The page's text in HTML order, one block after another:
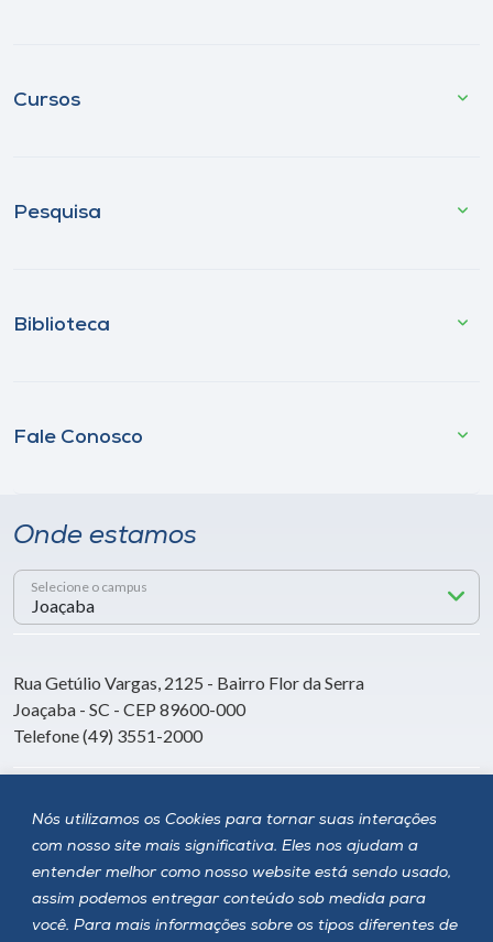
Nós utilizamos os Cookies para tornar suas interações
com nosso site mais significativa. Eles nos ajudam a
entender melhor como nosso website está sendo usado,
assim podemos entregar conteúdo sob medida para
você. Para mais informações sobre os tipos diferentes de
Cursos
Pesquisa
Biblioteca
Fale Conosco
Onde estamos
Selecione o campus
Rua Getúlio Vargas, 2125 - Bairro Flor da Serra
Joaçaba - SC - CEP 89600-000
Telefone (49) 3551-2000
Siga a Unoesc